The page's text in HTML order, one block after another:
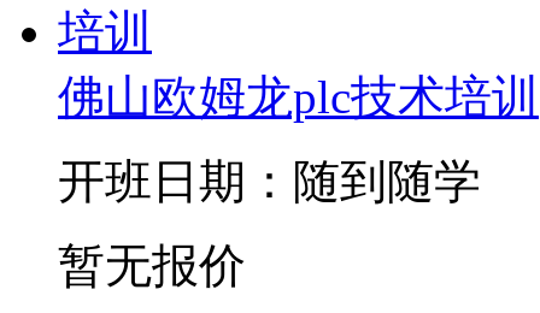
佛山欧姆龙plc技术培训
开班日期：随到随学
暂无报价